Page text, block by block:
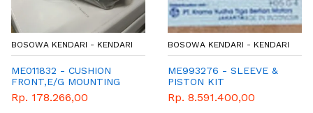
BOSOWA KENDARI - KENDARI
ME011832 - CUSHION
FRONT,E/G MOUNTING
Rp. 178.266,00
BOSOWA KENDARI - KENDARI
ME993276 - SLEEVE &
PISTON KIT
Rp. 8.591.400,00